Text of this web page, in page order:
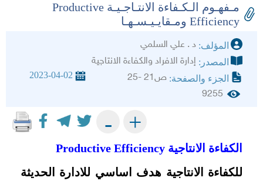
مـفهـوم الـكـفاءة الانتـاجـيـة Productive
Efficiency ومـقايـيـسـهـا
المؤلف: د . علي السلمي
المصدر: إدارة الافراد والكفاءة الانتاجية
الجزء والصفحة: ص21 -25 2023-04-02
9255
+
-
الكفاءة الانتاجية Productive Efficiency
للكفاءة الانتاجية هدف اساسي للادارة الحديثة